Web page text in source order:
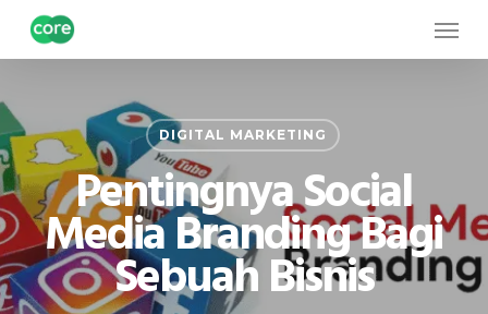
Skip
content
Menu
DIGITAL MARKETING
Pentingnya Social
Media Branding Bagi
Sebuah Bisnis